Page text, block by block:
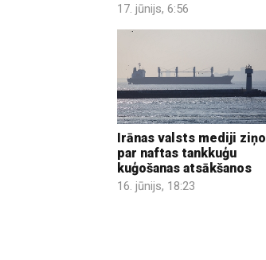
17. jūnijs, 6:56
Irānas valsts mediji ziņo
par naftas tankkuģu
kuģošanas atsākšanos
16. jūnijs, 18:23